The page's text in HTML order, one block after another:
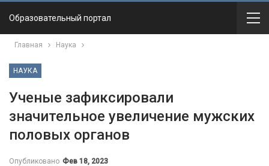
Образовательный портал
Главная Наука
НАУКА
Ученые зафиксировали
значительное увеличение мужских
половых органов
Опубликовано Фев 18, 2023